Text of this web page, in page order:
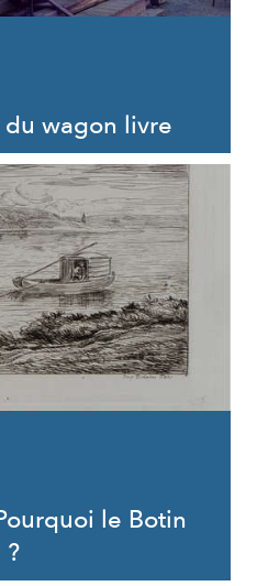
wagon livre
le Botin
?